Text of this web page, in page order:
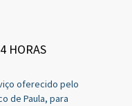
HORAS
oferecido pelo
de Paula, para